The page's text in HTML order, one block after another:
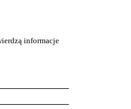
informacje